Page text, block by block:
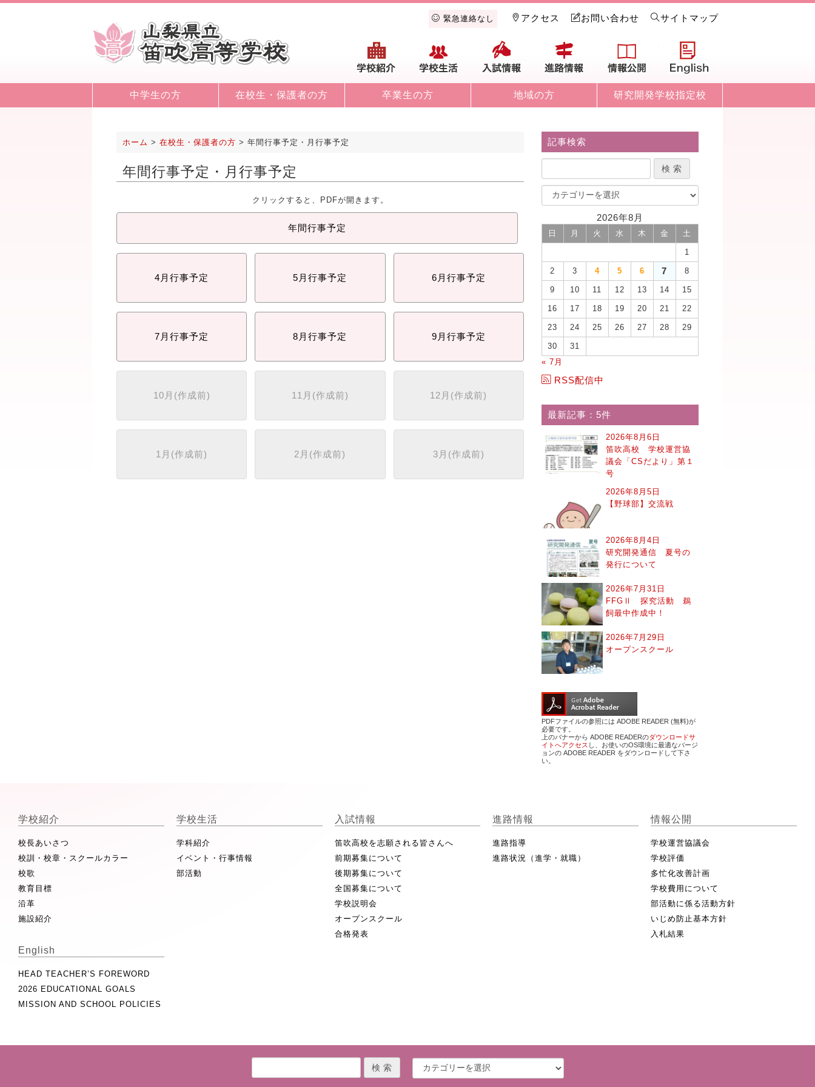
緊急連絡なし アクセス お問い合わせ サイトマップ
学校紹介 学校生活 入試情報 進路情報 情報公開
中学生の方 在校生・保護者の方 卒業生の方 地域の方 研究開発学校指定校
ホーム > 在校生・保護者の方 > 年間行事予定・月行事予定
年間行事予定・月行事予定
クリックすると、PDFが開きます。
年間行事予定
4月行事予定 5月行事予定 6月 行事予定
7月行事予定 8月行事予定 9月 行事予定
10月 (作成前) 11月 (作成前) 12月 (作成前)
1月 (作成前) 2月 (作成前) 3月 (作成前)
記事検索
2026年8月
日 月 火 水 木 金 土
1
2 3 4 5 6 7 8
9 10 11 12 13 14 15
16 17 18 19 20 21 22
23 24 25 26 27 28 29
30
31
« 7月
RSS配信中
最新記事：5件
2026年8月6日
笛吹高校 学校運営協
議会「CSだより」第１
号
2026年8月5日
【野球部】交流戦
2026年8月4日
研究開発通信 夏号の
発行について
2026年7月31日
FFGⅡ 探究活動 鵜
飼最中作成中！
2026年7月29日
オープンスクール
PDFファイルの参照には ADOBE READER (無料)が
必要です。
上のバナーから ADOBE READERのダウンロードサ
イトへアクセス し、お使いのOS環境に最適なバージ
ョンの ADOBE READER をダウンロードして下さ
い。
学校紹介
校長あいさつ
校訓・校章・スクールカラー
校歌
教育目標
沿革
施設紹介
学校生活
学科紹介
イベント・行事情報
部活動
入試情報
笛吹高校を志願される皆さんへ
前期募集について
後期募集について
全国募集について
学校説明会
オープンスクール
合格発表
進路情報
進路指導
進路状況（進学・就職）
情報公開
学校運営協議会
学校評価
多忙化改善計画
学校費用について
部活動に係る活動方針
いじめ防止基本方針
入札結果
English
HEAD TEACHER’S FOREWORD
2026 EDUCATIONAL GOALS
MISSION AND SCHOOL POLICIES